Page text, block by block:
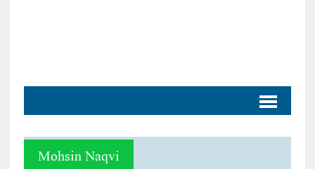
Mohsin Naqvi